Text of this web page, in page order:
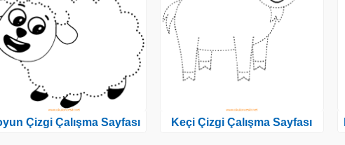
Çizgi Çalışma Sayfası Keçi Çizgi Çalışma Sayfası